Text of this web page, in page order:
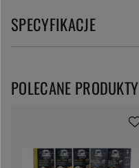
SPECYFIKACJE
POLECANE PRODUKTY